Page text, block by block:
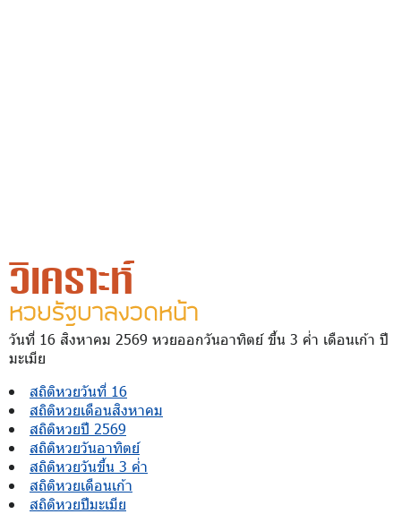
วิเคราะห์
หวยรัฐบาลงวดหน้า
วันที่ 16 สิงหาคม 2569 หวยออกวันอาทิตย์ ขึ้น 3 ค่ำ เดือนเก้า ปี
มะเมีย
สถิติหวยวันที่ 16
สถิติหวยเดือนสิงหาคม
สถิติหวยปี 2569
สถิติหวยวันอาทิตย์
สถิติหวยวันขึ้น 3 ค่ำ
สถิติหวยเดือนเก้า
สถิติหวยปีมะเมีย